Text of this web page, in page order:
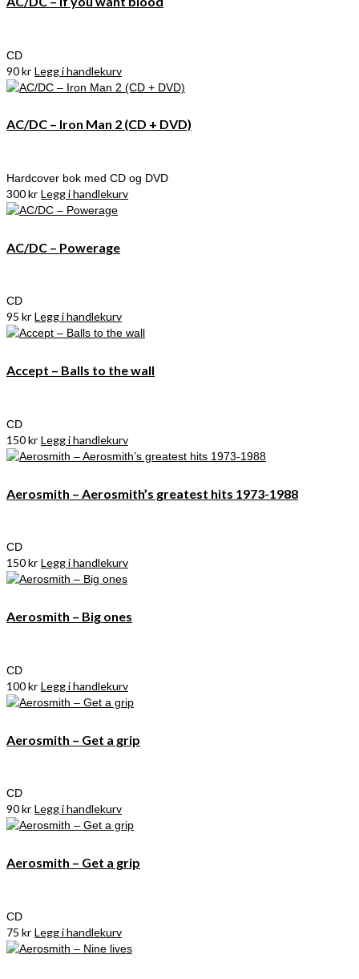
CD
90kr Legg i handlekurv
AC/DC – Iron Man 2 (CD + DVD)
Hardcover bok med CD og DVD
300kr Legg i handlekurv
AC/DC – Powerage
CD
95 kr Legg i handlekurv
Accept – Balls to the wall
CD
150kr Legg i handlekurv
Aerosmith – Aerosmith’s greatest hits 1973-1988
CD
150kr Legg i handlekurv
Aerosmith – Big ones
CD
100kr Legg i handlekurv
Aerosmith – Get a grip
CD
90kr Legg i handlekurv
Aerosmith – Get a grip
CD
75 kr Legg i handlekurv